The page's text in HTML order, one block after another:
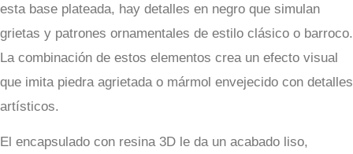
esta base plateada, hay detalles en negro que simulan
grietas y patrones ornamentales de estilo clásico o barroco.
La combinación de estos elementos crea un efecto visual
que imita piedra agrietada o mármol envejecido con detalles
artísticos.
El encapsulado con resina 3D le da un acabado liso,